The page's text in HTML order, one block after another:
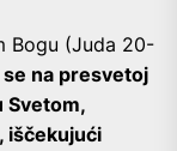
Bogu (Juda 20-
se na presvetoj
Svetom,
iščekujući